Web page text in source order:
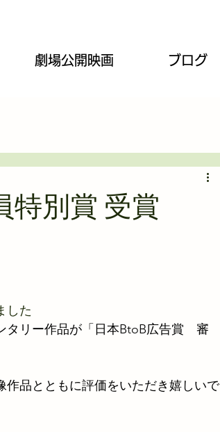
劇場公開映画 ブログ
別賞 受賞
した
リー作品が「日本BtoB広告賞　審
品とともに評価をいただき嬉しいで